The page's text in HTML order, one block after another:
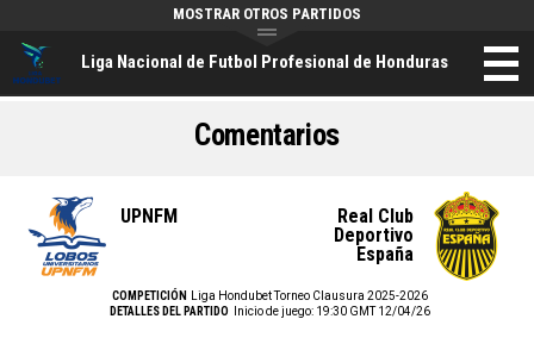
Liga Nacional de Futbol Profesional de Honduras
MOSTRAR OTROS PARTIDOS
UPNFM
Real Club
Deportivo
España
COMPETICIÓN
Liga Hondubet Torneo Clausura 2025-2026
DETALLES DEL PARTIDO
Inicio de juego: 19:30 GMT 12/04/26
Comentarios